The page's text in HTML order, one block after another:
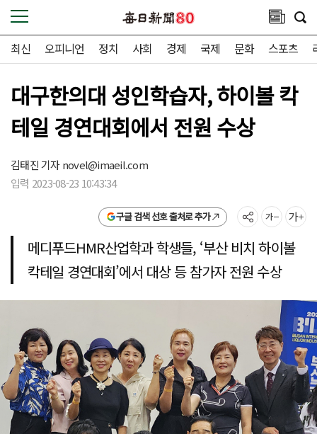
최신 오피니언 정치 사회 경제 국제 문화 스포츠
대구한의대 성인학습자, 하이볼 칵
테일 경연대회에서 전원 수상
김태진 기자novel@imaeil.com
입력 2023-08-23 10:43:34
구글 검색 선호 출처로 추가
메디푸드HMR산업학과 학생들, ‘부산 비치 하이볼
칵테일 경연대회’에서 대상 등 참가자 전원 수상